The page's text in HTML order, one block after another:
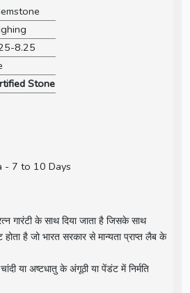
8.25
Stone
- 7 to 10 Days
गारंटी के साथ दिया जाता है जिसके साथ
है जो भारत सरकार से मान्यता प्राप्त लैब के
या अष्टधातु के अंगूठी या पेंडंट में निर्मति